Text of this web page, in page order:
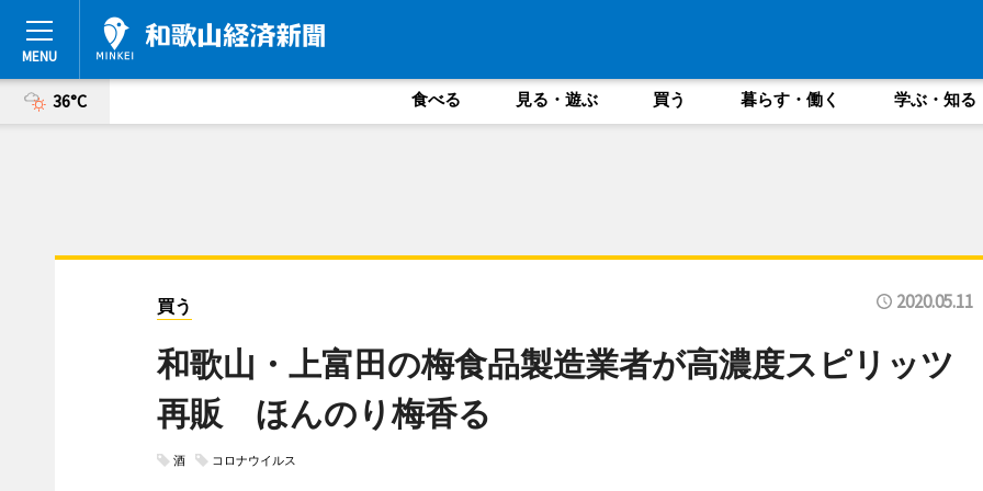
36°C 食べる 見る・遊ぶ 買う 暮らす・働く 学ぶ・知る
買う 2020.05.11
和歌山・上富田の梅食品製造業者が高濃度スピリッツ
再販 ほんのり梅香る
酒 コロナウイルス